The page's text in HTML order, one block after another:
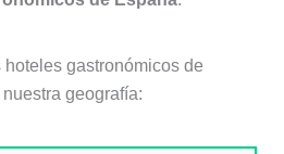
gastronómicos de
geografía: